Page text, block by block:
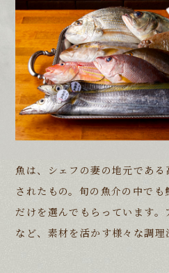
魚は、シェフの妻の地元であ
されたもの。 旬の魚介の中でも
だけを選んでもらっています。
など、素材を活かす様々な調理